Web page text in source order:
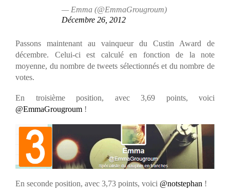
— Emma (@EmmaGrougroum)
Décembre 26, 2012
Passons maintenant au vainqueur du Custin Award de
décembre. Celui-ci est calculé en fonction de la note
moyenne, du nombre de tweets sélectionnés et du nombre de
votes.
En troisième position, avec 3,69 points, voici
@EmmaGrougroum !
En seconde position, avec 3,73 points, voici @notstephan !